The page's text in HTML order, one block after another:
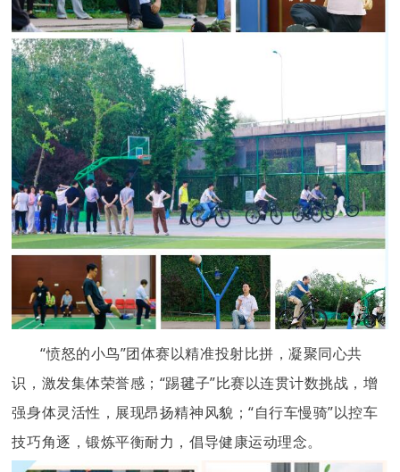
“愤怒的小鸟”团体赛以精准投射比拼，凝聚同心共
识，激发集体荣誉感；“踢毽子”比赛以连贯计数挑战，增
强身体灵活性，展现昂扬精神风貌；“自行车慢骑”以控车
技巧角逐，锻炼平衡耐力，倡导健康运动理念。